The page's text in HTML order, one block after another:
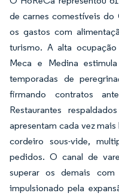
de carnes comestíveis do
os gastos com
turismo. A alta
Meca e Medina
temporadas de
firmando contratos
Restaurantes
apresentam cada vez
cordeiro sous-vide,
pedidos. O canal de
superar os demais
impulsionado pela